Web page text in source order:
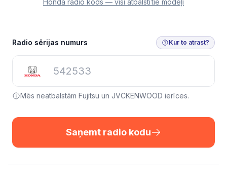
Honda radio kods — visi atbalstītie modeļi
Saņemt radio kodu
Radio sērijas numurs Kur to atrast?
Mēs neatbalstām Fujitsu un JVCKENWOOD ierīces.
Saņemt radio kodu